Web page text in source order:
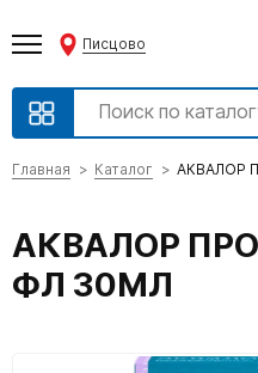
Писцово
Главная Каталог АКВАЛОР
АКВАЛОР
ФЛ 30МЛ